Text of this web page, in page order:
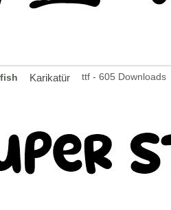
Karikatür ttf - 605 Downloads